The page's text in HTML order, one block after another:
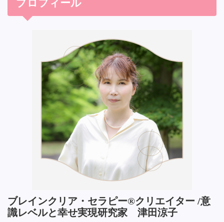
プロフィール
ブレインクリア・セラピー®クリエイター /意
識レベルと幸せ実現研究家 津田涼子